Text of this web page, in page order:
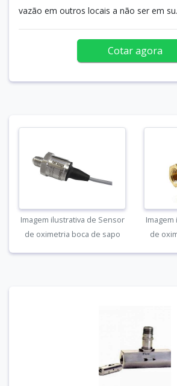
vazão em outros locais a não ser em
Cotar agora
Imagem ilustrativa de Sensor
de oximetria boca de sapo
de